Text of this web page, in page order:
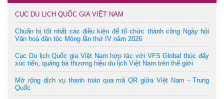
CỤC DU LỊCH QUỐC GIA VIỆT NAM
Chuẩn bị tốt nhất các điều kiện để tổ chức thành công Ngày hội
Văn hoá dân tộc Mông lần thứ IV năm 2026
Cục Du lịch Quốc gia Việt Nam hợp tác với VFS Global thúc đẩy
xúc tiến, quảng bá thương hiệu du lịch Việt Nam trên thế giới
Mở rộng dịch vụ thanh toán qua mã QR giữa Việt Nam - Trung
Quốc